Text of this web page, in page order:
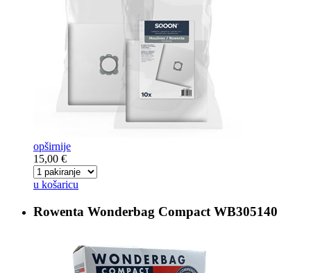
opširnije
15,00 €
u košaricu
Rowenta Wonderbag Compact WB305140